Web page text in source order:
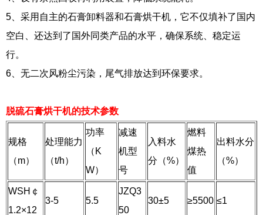
5、采用自主的石膏卸料器和石膏烘干机，它不仅填补了国内
空白、还达到了国外同类产品的水平，确保系统、稳定运
行。
6、无二次风粉尘污染，尾气排放达到环保要求。
脱硫石膏烘干机的技术参数
规格
（m）
处理能力
（t/h）
功率
（K
W）
减速
机型
号
入料水
分（%）
燃料
煤热
值
出料水分
（%）
WSH￠
1.2×12
3-5 5.5
JZQ3
50
30±5 ≥5500 ≤1